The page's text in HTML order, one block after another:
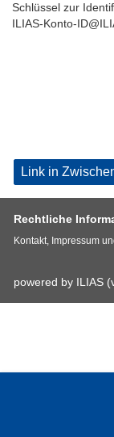
Schlüssel zur
ILIAS-Konto-
Link in
Rechtliche
Kontakt, Impressum
powered by ILIAS